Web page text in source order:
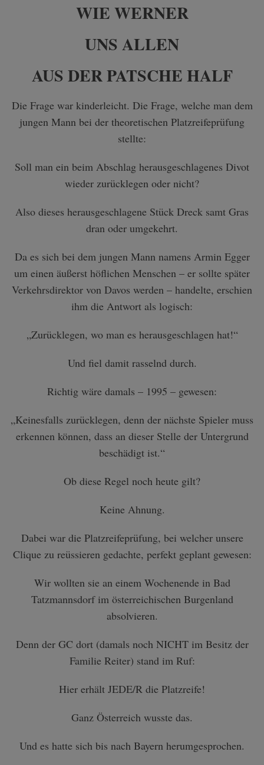
WIE WERNER
UNS ALLEN
AUS DER PATSCHE HALF
Die Frage war kinderleicht. Die Frage, welche man dem
jungen Mann bei der theoretischen Platzreifeprüfung
stellte:
Soll man ein beim Abschlag herausgeschlagenes Divot
wieder zurücklegen oder nicht?
Also dieses herausgeschlagene Stück Dreck samt Gras
dran oder umgekehrt.
Da es sich bei dem jungen Mann namens Armin Egger
um einen äußerst höflichen Menschen – er sollte später
Verkehrsdirektor von Davos werden – handelte, erschien
ihm die Antwort als logisch:
„Zurücklegen, wo man es herausgeschlagen hat!“
Und fiel damit rasselnd durch.
Richtig wäre damals – 1995 – gewesen:
„Keinesfalls zurücklegen, denn der nächste Spieler muss
erkennen können, dass an dieser Stelle der Untergrund
beschädigt ist.“
Ob diese Regel noch heute gilt?
Keine Ahnung.
Dabei war die Platzreifeprüfung, bei welcher unsere
Clique zu reüssieren gedachte, perfekt geplant gewesen:
Wir wollten sie an einem Wochenende in Bad
Tatzmannsdorf im österreichischen Burgenland
absolvieren.
Denn der GC dort (damals noch NICHT im Besitz der
Familie Reiter) stand im Ruf:
Hier erhält JEDE/R die Platzreife!
Ganz Österreich wusste das.
Und es hatte sich bis nach Bayern herumgesprochen.